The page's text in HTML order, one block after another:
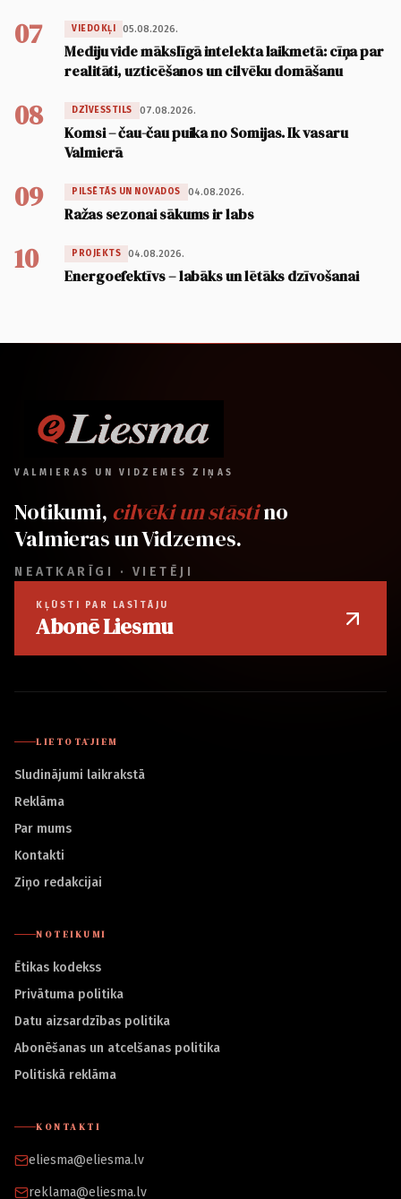
07 VIEDOKĻI 05.08.2026.
Mediju vide mākslīgā intelekta laikmetā: cīņa par
realitāti, uzticēšanos un cilvēku domāšanu
08 DZĪVESSTILS 07.08.2026.
Komsi – čau-čau puika no Somijas. Ik vasaru
Valmierā
09 PILSĒTĀS UN NOVADOS 04.08.2026.
Ražas sezonai sākums ir labs
10 PROJEKTS 04.08.2026.
Energoefektīvs – labāks un lētāks dzīvošanai
VALMIERAS UN VIDZEMES ZIŅAS
Notikumi, cilvēki un stāstino
Valmieras un Vidzemes.
NEATKARĪGI · VIETĒJI
KĻŪSTI PAR LASĪTĀJU
Abonē Liesmu
LIETOTĀJIEM
Sludinājumi laikrakstā
Reklāma
Par mums
Kontakti
Ziņo redakcijai
NOTEIKUMI
Ētikas kodekss
Privātuma politika
Datu aizsardzības politika
Abonēšanas un atcelšanas politika
Politiskā reklāma
KONTAKTI
eliesma@eliesma.lv
reklama@eliesma.lv